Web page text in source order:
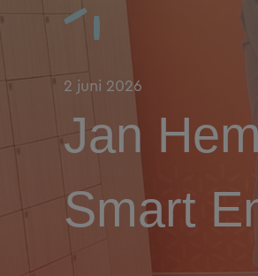
2 juni 2026
Jan
Smart